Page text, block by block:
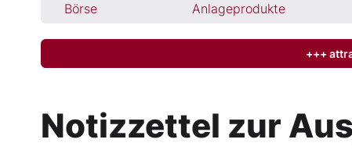
Börse Anlageprodukte
Finanz-Check
+++
Notizzettel zur